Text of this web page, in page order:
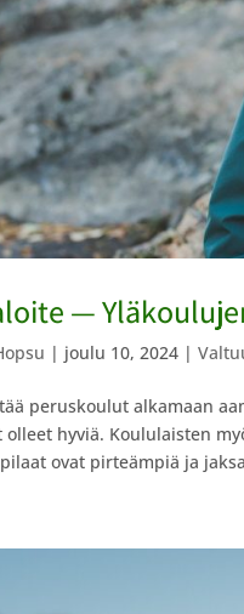
—
| joulu 10, 2024 |
peruskoulut alkamaan
olleet hyviä. Koululaisten
ovat pirteämpiä ja